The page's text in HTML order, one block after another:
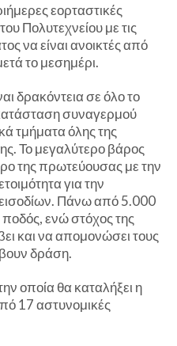
εορταστικές
Πολυτεχνείου με τις
να είναι ανοικτές από
το μεσημέρι.
δρακόντεια σε όλο το
συναγερμού
τμήματα όλης της
Το μεγαλύτερο βάρος
της πρωτεύουσας με την
για την
Πάνω από 5.000
ποδός, ενώ στόχος της
και να απομονώσει τους
δράση.
οποία θα καταλήξει η
17 αστυνομικές